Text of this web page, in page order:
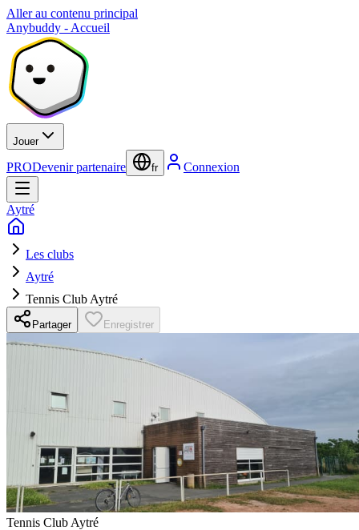
Aller au contenu principal
Anybuddy - Accueil
Jouer
PRODevenir partenaire fr Connexion
Aytré
Les clubs
Aytré
Tennis Club Aytré
Partager Enregistrer
Tennis Club Aytré